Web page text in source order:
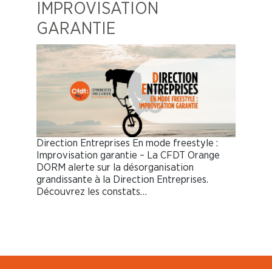
IMPROVISATION
GARANTIE
Direction Entreprises En mode freestyle :
Improvisation garantie – La CFDT Orange
DORM alerte sur la désorganisation
grandissante à la Direction Entreprises.
Découvrez les constats…